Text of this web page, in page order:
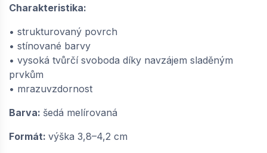
Charakteristika:
• strukturovaný povrch
• stínované barvy
• vysoká tvůrčí svoboda díky navzájem sladěným
prvkům
• mrazuvzdornost
Barva: šedá melírovaná
Formát: výška 3,8–4,2 cm